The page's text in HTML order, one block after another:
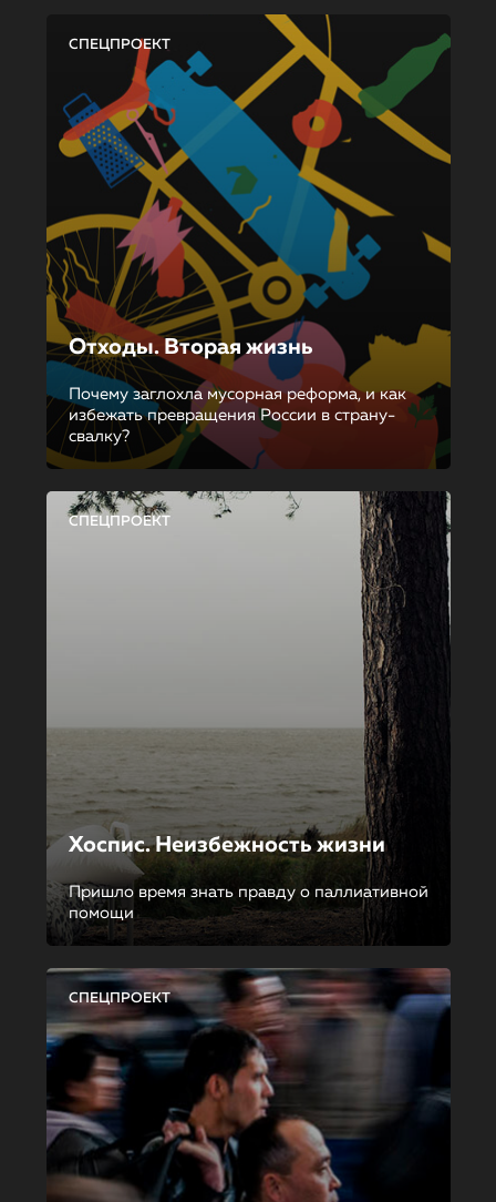
СПЕЦПРОЕКТ
Отходы. Вторая жизнь
Почему заглохла мусорная реформа, и как
избежать превращения России в страну-
свалку?
СПЕЦПРОЕКТ
Хоспис. Неизбежность жизни
Пришло время знать правду о паллиативной
помощи
СПЕЦПРОЕКТ